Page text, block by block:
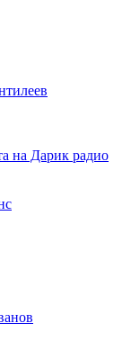
на Дарик радио